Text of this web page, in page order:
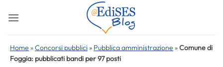
Home »Concorsi pubblici » Pubblica amministrazione »Comune di
Foggia: pubblicati bandi per 97 posti